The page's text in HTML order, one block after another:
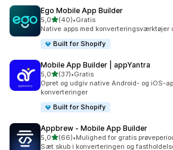
Ego Mobile App Builder
5,0ud af 5 stjerner
(40)
40 anmeldelser i alt
•Gratis
Native apps med konverteringsværktøjer
Built for Shopify
Mobile App Builder | appYantra
5,0ud af 5 stjerner
(37)
37 anmeldelser i alt
•Gratis
Opret og udgiv native Android- og iOS-
konverteringer
Built for Shopify
Appbrew ‑ Mobile App Builder
5,0ud af 5 stjerner
(66)
66 anmeldelser i alt
•Mulighed for gratis
Sæt skub i konverteringen og